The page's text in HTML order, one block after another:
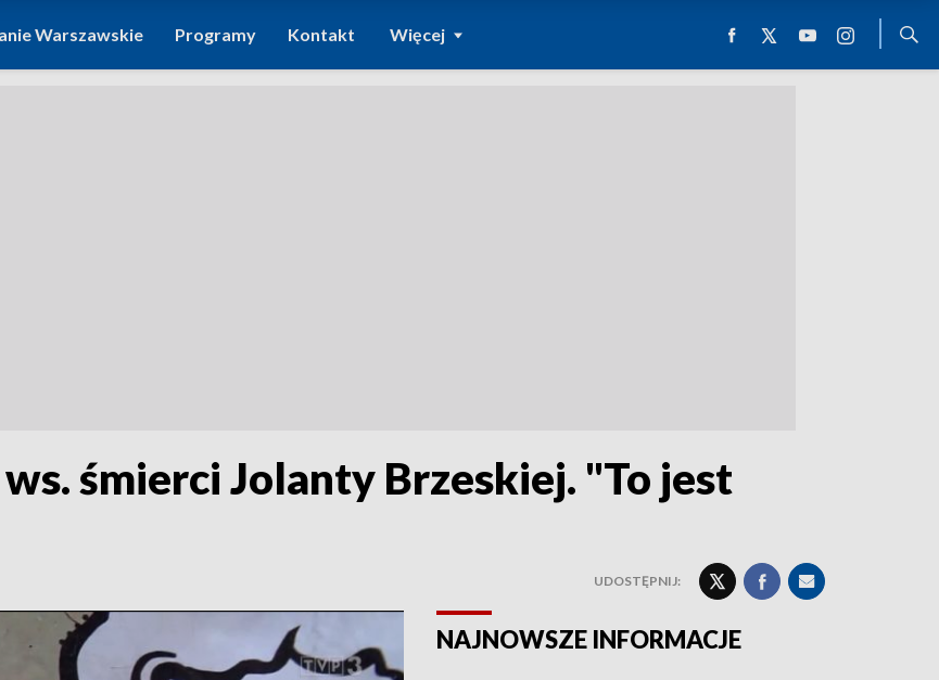
Warszawskie Programy Kontakt Więcej
śmierci Jolanty Brzeskiej. "To jest
UDOSTĘPNIJ:
NAJNOWSZE INFORMACJE